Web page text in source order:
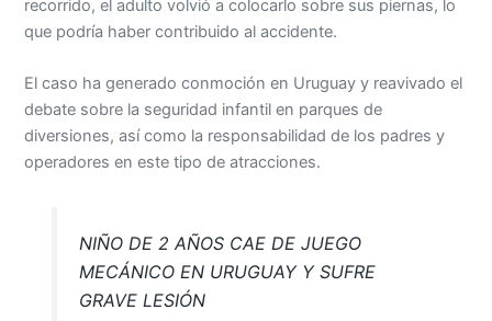
recorrido, el adulto volvió a colocarlo sobre sus piernas, lo
que podría haber contribuido al accidente.
El caso ha generado conmoción en Uruguay y reavivado el
debate sobre la seguridad infantil en parques de
diversiones, así como la responsabilidad de los padres y
operadores en este tipo de atracciones.
NIÑO DE 2 AÑOS CAE DE JUEGO
MECÁNICO EN URUGUAY Y SUFRE
GRAVE LESIÓN